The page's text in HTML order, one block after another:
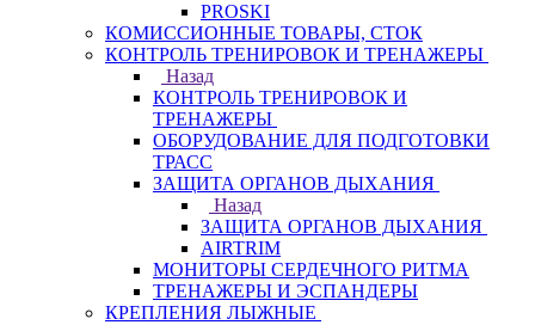
PROSKI
КОМИССИОННЫЕ ТОВАРЫ, СТОК
КОНТРОЛЬ ТРЕНИРОВОК И ТРЕНАЖЕРЫ
Назад
КОНТРОЛЬ ТРЕНИРОВОК И
ТРЕНАЖЕРЫ
ОБОРУДОВАНИЕ ДЛЯ ПОДГОТОВКИ
ТРАСС
ЗАЩИТА ОРГАНОВ ДЫХАНИЯ
Назад
ЗАЩИТА ОРГАНОВ ДЫХАНИЯ
AIRTRIM
МОНИТОРЫ СЕРДЕЧНОГО РИТМА
ТРЕНАЖЕРЫ И ЭСПАНДЕРЫ
КРЕПЛЕНИЯ ЛЫЖНЫЕ